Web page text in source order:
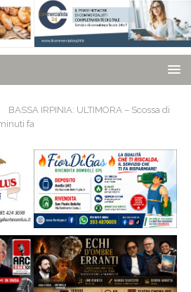
BASSA IRPINIA: ULTIMORA – Scossa di
fa